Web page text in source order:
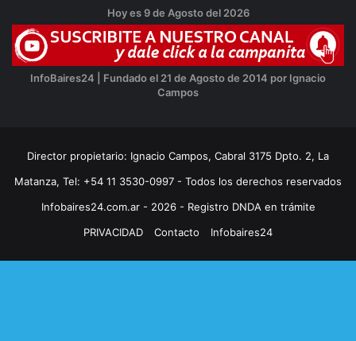
Hoy es 9 de Agosto del 2026
InfoBaires24 | Fundado el 21 de Agosto de 2014 por Ignacio
Campos
Director propietario: Ignacio Campos, Cabral 3175 Dpto. 2, La
Matanza, Tel: +54 11 3530-0997 - Todos los derechos reservados
Infobaires24.com.ar - 2026 - Registro DNDA en trámite
PRIVACIDAD
Contacto Infobaires24